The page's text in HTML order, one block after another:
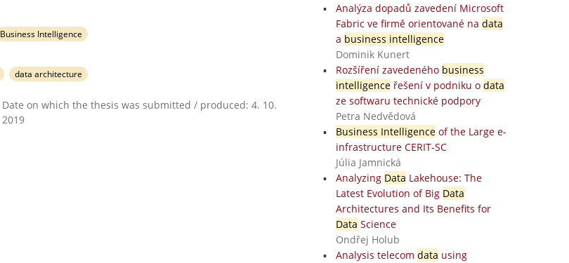
Business Intelligence
data architecture
Date on which the thesis was submitted / produced: 4. 10.
2019
Analýza dopadů zavedení Microsoft
Fabric ve firmě orientované na data
a business intelligence
Dominik Kunert
Rozšíření zavedeného business
intelligenceřešení v podniku o data
ze softwaru technické podpory
Petra Nedvědová
Business Intelligenceof the Large e-
infrastructure CERIT-SC
Júlia Jamnická
Analyzing Data Lakehouse: The
Latest Evolution of Big Data
Architectures and Its Benefits for
Data Science
Ondřej Holub
Analysis telecom data using